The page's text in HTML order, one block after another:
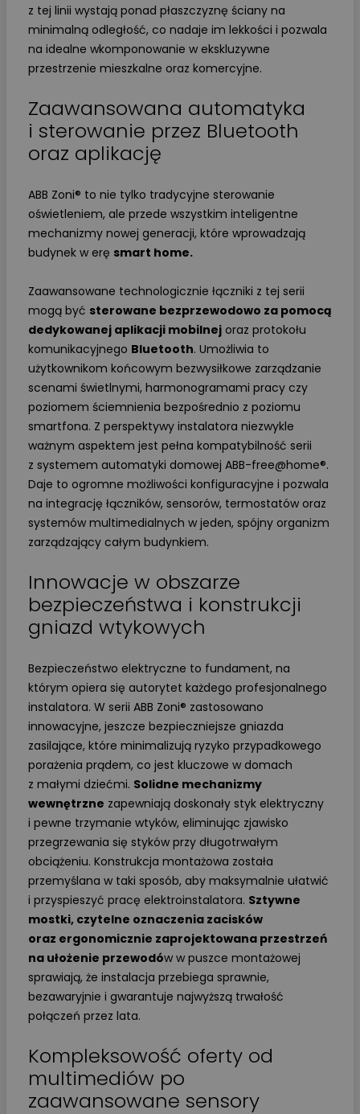
z tej linii wystają ponad płaszczyznę ściany na
minimalną odległość, co nadaje im lekkości i pozwala
na idealne wkomponowanie w ekskluzywne
przestrzenie mieszkalne oraz komercyjne.
Zaawansowana automatyka
i sterowanie przez Bluetooth
oraz aplikację
ABB Zoni® to nie tylko tradycyjne sterowanie
oświetleniem, ale przede wszystkim inteligentne
mechanizmy nowej generacji, które wprowadzają
budynek w erę smart home.
Zaawansowane technologicznie łączniki z tej serii
mogą być sterowane bezprzewodowo za pomocą
dedykowanej aplikacji mobilnej oraz protokołu
komunikacyjnego Bluetooth. Umożliwia to
użytkownikom końcowym bezwysiłkowe zarządzanie
scenami świetlnymi, harmonogramami pracy czy
poziomem ściemnienia bezpośrednio z poziomu
smartfona. Z perspektywy instalatora niezwykle
ważnym aspektem jest pełna kompatybilność serii
z systemem automatyki domowej ABB-free@home®.
Daje to ogromne możliwości konfiguracyjne i pozwala
na integrację łączników, sensorów, termostatów oraz
systemów multimedialnych w jeden, spójny organizm
zarządzający całym budynkiem.
Innowacje w obszarze
bezpieczeństwa i konstrukcji
gniazd wtykowych
Bezpieczeństwo elektryczne to fundament, na
którym opiera się autorytet każdego profesjonalnego
instalatora. W serii ABB Zoni® zastosowano
innowacyjne, jeszcze bezpieczniejsze gniazda
zasilające, które minimalizują ryzyko przypadkowego
porażenia prądem, co jest kluczowe w domach
z małymi dziećmi. Solidne mechanizmy
wewnętrzne zapewniają doskonały styk elektryczny
i pewne trzymanie wtyków, eliminując zjawisko
przegrzewania się styków przy długotrwałym
obciążeniu. Konstrukcja montażowa została
przemyślana w taki sposób, aby maksymalnie ułatwić
i przyspieszyć pracę elektroinstalatora. Sztywne
mostki, czytelne oznaczenia zacisków
oraz ergonomicznie zaprojektowana przestrzeń
na ułożenie przewodów w puszce montażowej
sprawiają, że instalacja przebiega sprawnie,
bezawaryjnie i gwarantuje najwyższą trwałość
połączeń przez lata.
Kompleksowość oferty od
multimediów po
zaawansowane sensory